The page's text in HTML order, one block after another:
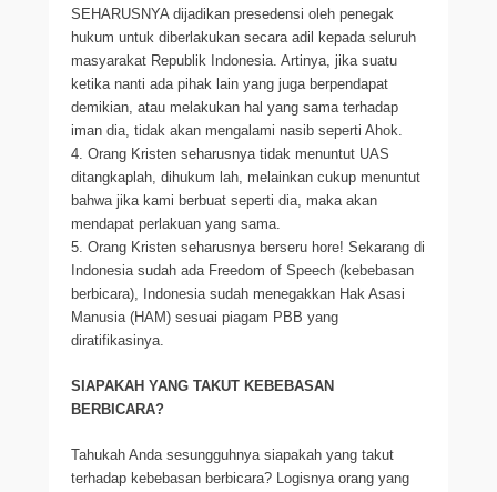
SEHARUSNYA dijadikan presedensi oleh penegak
hukum untuk diberlakukan secara adil kepada seluruh
masyarakat Republik Indonesia. Artinya, jika suatu
ketika nanti ada pihak lain yang juga berpendapat
demikian, atau melakukan hal yang sama terhadap
iman dia, tidak akan mengalami nasib seperti Ahok.
4. Orang Kristen seharusnya tidak menuntut UAS
ditangkaplah, dihukum lah, melainkan cukup menuntut
bahwa jika kami berbuat seperti dia, maka akan
mendapat perlakuan yang sama.
5. Orang Kristen seharusnya berseru hore! Sekarang di
Indonesia sudah ada Freedom of Speech (kebebasan
berbicara), Indonesia sudah menegakkan Hak Asasi
Manusia (HAM) sesuai piagam PBB yang
diratifikasinya.
SIAPAKAH YANG TAKUT KEBEBASAN
BERBICARA?
Tahukah Anda sesungguhnya siapakah yang takut
terhadap kebebasan berbicara? Logisnya orang yang